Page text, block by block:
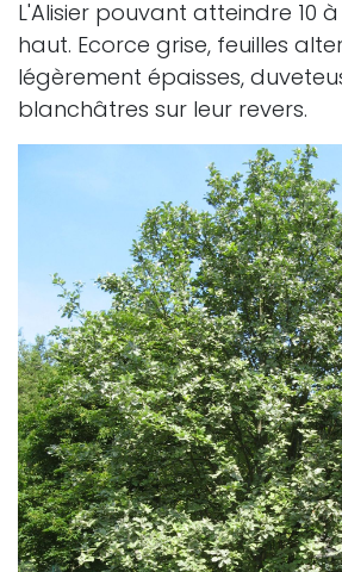
L'Alisier pouvant atteindre 10
haut. Ecorce grise, feuilles
légèrement épaisses,
blanchâtres sur leur revers.